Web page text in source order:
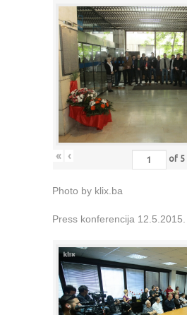
« ‹ of 5
Photo by klix.ba
Press konferencija 12.5.2015.